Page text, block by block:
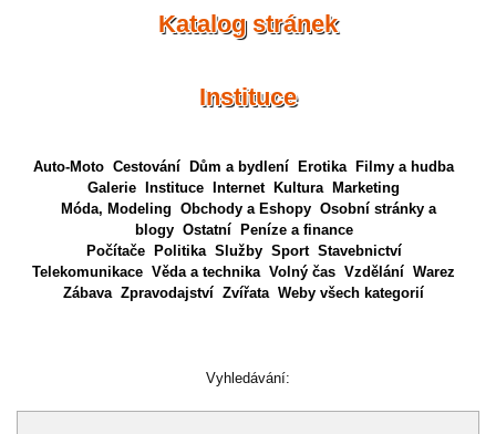
Katalog stránek
Instituce
Auto-Moto Cestování Dům a bydlení Erotika
Filmy a hudba
Galerie
Instituce Internet Kultura
Marketing
Móda, Modeling Obchody a Eshopy Osobní stránky a
blogy Ostatní
Peníze a finance
Počítače
Politika Služby Sport Stavebnictví
Telekomunikace Věda a technika Volný čas Vzdělání Warez
Zábava Zpravodajství Zvířata Weby všech kategorií
Vyhledávání: